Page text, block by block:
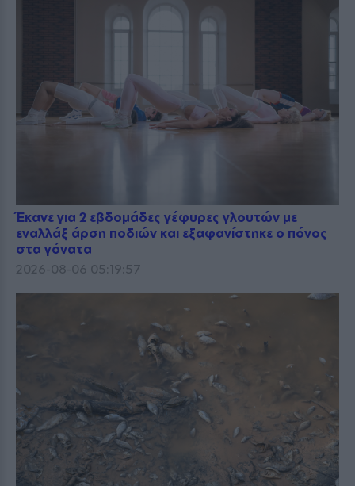
Έκανε για 2 εβδομάδες γέφυρες γλουτών με
εναλλάξ άρση ποδιών και εξαφανίστηκε ο πόνος
στα γόνατα
2026-08-06 05:19:57